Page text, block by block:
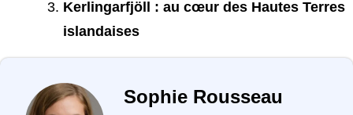
Kerlingarfjöll : au cœur des Hautes Terres
islandaises
Sophie Rousseau